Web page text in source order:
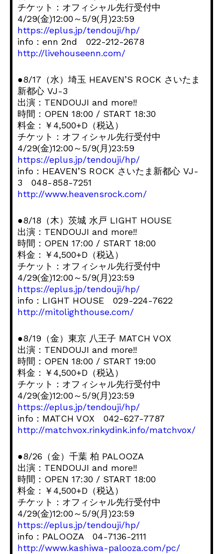
チケット：オフィシャル先行受付中
4/29(金)12:00～5/9(月)23:59
https://eplus.jp/tendouji/hp/
info：enn 2nd 022-212-2678
http://livehouseenn.com/
●8/17（水）埼玉 HEAVEN’S ROCK さいたま
新都心 VJ-3
出演：TENDOUJI and more!!
時間：OPEN 18:00 / START 18:30
料金：￥4,500+D（税込）
チケット：オフィシャル先行受付中
4/29(金)12:00～5/9(月)23:59
https://eplus.jp/tendouji/hp/
info：HEAVEN’S ROCK さいたま新都心 VJ-
3 048-858-7251
http://www.heavensrock.com/
●8/18（木）茨城 水戸 LIGHT HOUSE
出演：TENDOUJI and more!!
時間：OPEN 17:00 / START 18:00
料金：￥4,500+D（税込）
チケット：オフィシャル先行受付中
4/29(金)12:00～5/9(月)23:59
https://eplus.jp/tendouji/hp/
info：LIGHT HOUSE 029-224-7622
http://mitolighthouse.com/
●8/19（金）東京 八王子 MATCH VOX
出演：TENDOUJI and more!!
時間：OPEN 18:00 / START 19:00
料金：￥4,500+D（税込）
チケット：オフィシャル先行受付中
4/29(金)12:00～5/9(月)23:59
https://eplus.jp/tendouji/hp/
info：MATCH VOX 042-627-7787
http://matchvox.rinkydink.info/matchvox/
●8/26（金）千葉 柏 PALOOZA
出演：TENDOUJI and more!!
時間：OPEN 17:30 / START 18:00
料金：￥4,500+D（税込）
チケット：オフィシャル先行受付中
4/29(金)12:00～5/9(月)23:59
https://eplus.jp/tendouji/hp/
info：PALOOZA 04-7136-2111
http://www.kashiwa-palooza.com/pc/